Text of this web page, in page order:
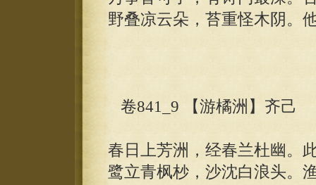
野叠凉云朵，苔重怪木阴。
卷841_9 【游橘洲】齐己
春日上芳洲，经春兰杜幽。
鹭立青枫杪，沙沈白浪头。